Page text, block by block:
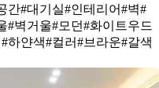
간#대기실#인테리어#벽#
#벽거울#모던#화이트우드
#하얀색#컬러#브라운#갈색